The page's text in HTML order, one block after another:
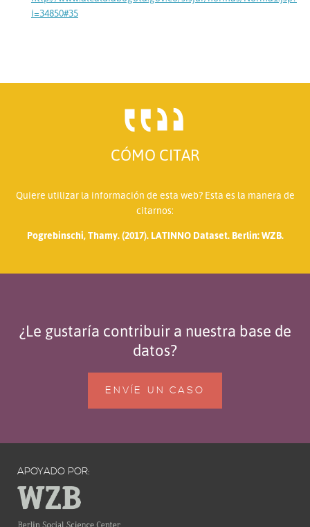
i=34850#35
CÓMO CITAR
Quiere utilizar la información de esta web? Esta es la manera de
citarnos:
Pogrebinschi, Thamy. (2017). LATINNO Dataset. Berlin: WZB.
¿Le gustaría contribuir a nuestra base de
datos?
ENVÍE UN CASO
APOYADO POR: